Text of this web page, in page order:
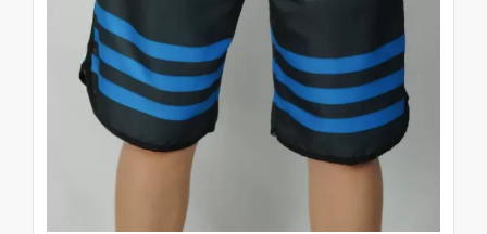
São diversos padrões e estilos de
estamparias que encantam as mulheres.
Tem de tudo: tie-dye, animal print, poá,
étnica e até a mais inovadora e moderna
estampa azulejo português. Não é uma
tendência somente para o jeans, já que a
moda acabou pegando para diversos